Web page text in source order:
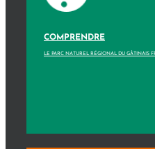
COMPRENDRE
LE PARC NATUREL RÉGIONAL DU GÂTINAIS